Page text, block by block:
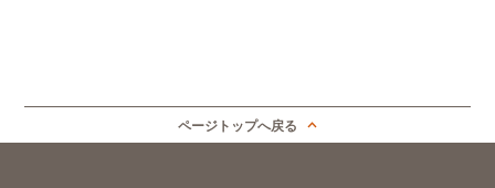
ページトップへ戻る